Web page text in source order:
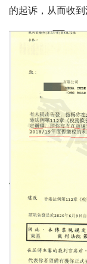
的起诉，从而收到